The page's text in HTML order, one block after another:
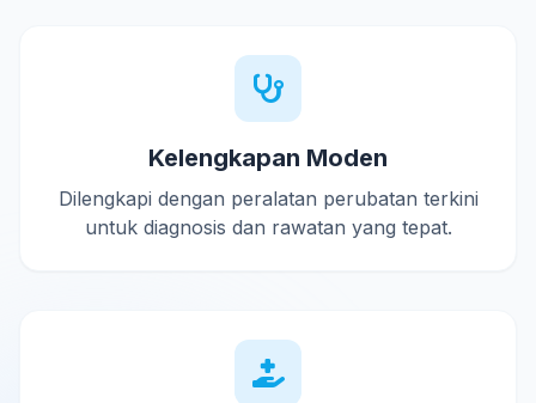
Kelengkapan Moden
Dilengkapi dengan peralatan perubatan terkini
untuk diagnosis dan rawatan yang tepat.